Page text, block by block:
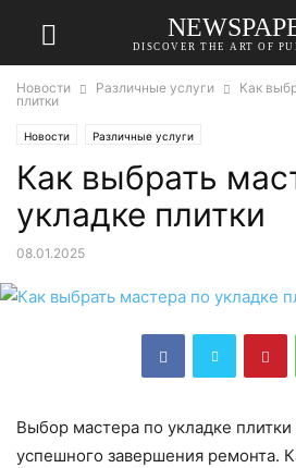
DISCOVER THE ART OF
Новости Различные услуги
Как
плитки
Новости Различные услуги
Как выбрать
укладке плитки
08.01.2025
Выбор мастера по укладке
успешного завершения ремонта.